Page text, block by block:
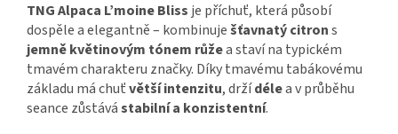
TNG Alpaca L’moine Bliss je příchuť, která působí
dospěle a elegantně – kombinuješťavnatý citrons
jemně květinovým tónem růžea staví na typickém
tmavém charakteru značky. Díky tmavému tabákovému
základu má chuťvětší intenzitu, držídélea v průběhu
seance zůstávástabilní a konzistentní.